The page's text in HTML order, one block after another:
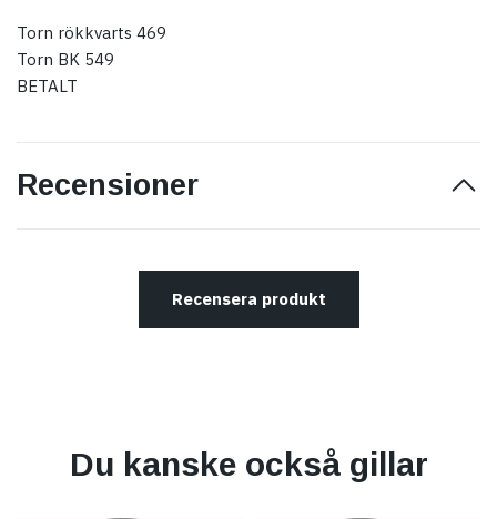
Torn rökkvarts 469
Torn BK 549
BETALT
Recensioner
Recensera produkt
Du kanske också gillar